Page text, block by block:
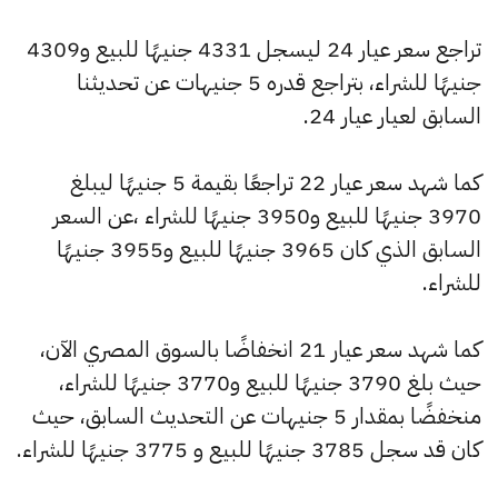
تراجع سعر عيار 24 ليسجل 4331 جنيهًا للبيع و4309
جنيهًا للشراء، بتراجع قدره 5 جنيهات عن تحديثنا
السابق لعيار عيار 24.
كما شهد سعر عيار 22 تراجعًا بقيمة 5 جنيهًا ليبلغ
3970 جنيهًا للبيع و3950 جنيهًا للشراء ،عن السعر
السابق الذي كان 3965 جنيهًا للبيع و3955 جنيهًا
للشراء.
كما شهد سعر عيار 21 انخفاضًا بالسوق المصري الآن،
حيث بلغ 3790 جنيهًا للبيع و3770 جنيهًا للشراء،
منخفضًا بمقدار 5 جنيهات عن التحديث السابق، حيث
كان قد سجل 3785 جنيهًا للبيع و 3775 جنيهًا للشراء.